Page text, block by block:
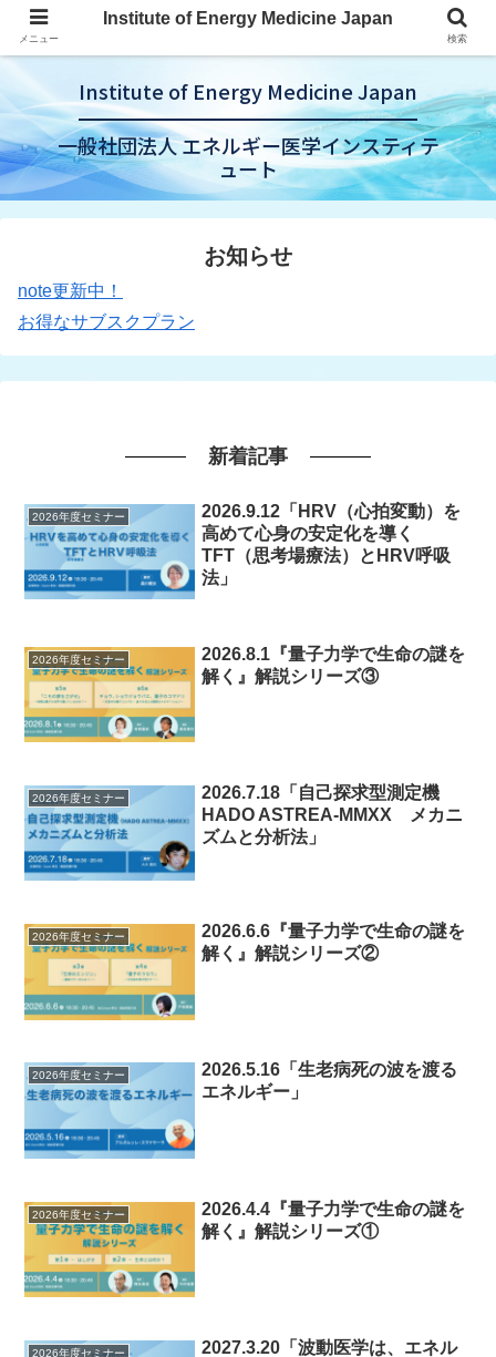
Institute of Energy Medicine Japan
一般社団法人 エネルギー医学インスティテ
ュート
お知らせ
note更新中！
お得なサブスクプラン
新着記事
2026年度セミナー
2026.9.12「HRV（心拍変動）を
高めて心身の安定化を導く
TFT（思考場療法）とHRV呼吸
法」
2026年度セミナー
2026.8.1『量子力学で生命の謎を
解く』解説シリーズ③
2026年度セミナー
2026.7.18「自己探求型測定機
HADO ASTREA-MMXX メカニ
ズムと分析法」
2026年度セミナー
2026.6.6『量子力学で生命の謎を
解く』解説シリーズ②
2026年度セミナー
2026.5.16「生老病死の波を渡る
エネルギー」
2026年度セミナー
2026.4.4『量子力学で生命の謎を
解く』解説シリーズ①
2026年度セミナー
2027.3.20「波動医学は、エネル
メニュー
Institute of Energy Medicine Japan
検索